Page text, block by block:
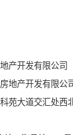
产开发有限公司
地产开发有限公司
苑大道交汇处西